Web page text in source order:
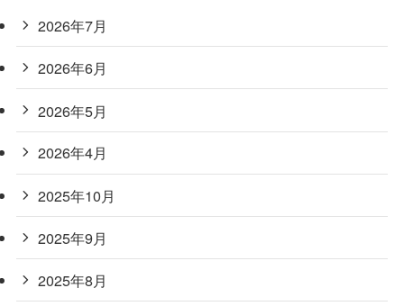
2026年7月
2026年6月
2026年5月
2026年4月
2025年10月
2025年9月
2025年8月